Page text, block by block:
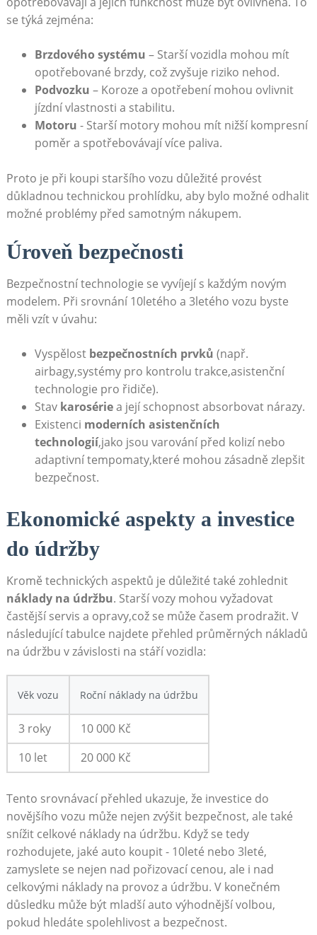
se týká zejména:
Brzdového systému – Starší vozidla mohou mít
opotřebované ‌brzdy, což ⁢zvyšuje ⁣riziko nehod.
Podvozku – Koroze a opotřebení⁣ mohou ovlivnit
jízdní vlastnosti a stabilitu.
Motoru ‍- Starší motory mohou mít nižší kompresní
poměr a spotřebovávají více paliva.
Proto je při koupi staršího vozu ⁣důležité provést
důkladnou technickou⁤ prohlídku, aby bylo možné odhalit
možné ⁣problémy ⁣před ‌samotným nákupem.
Úroveň bezpečnosti
Bezpečnostní technologie se vyvíjejí s‌ každým novým
modelem. ⁤Při srovnání 10letého a 3letého ⁤vozu byste
‌měli vzít v‌ úvahu:
Vyspělost bezpečnostních prvků (např.
airbagy,systémy pro kontrolu‍ trakce,asistenční
technologie pro ​řidiče).
Stav⁤ karosériea její schopnost ‌absorbovat nárazy.
Existenci moderních⁣ asistenčních
technologií,jako jsou varování před kolizí⁢ nebo
adaptivní tempomaty,které mohou zásadně ⁣zlepšit
bezpečnost.
Ekonomické aspekty ⁤a investice ​
do údržby
Kromě technických aspektů je důležité také zohlednit
náklady na údržbu. Starší vozy mohou vyžadovat⁣
častější servis a opravy,což se může časem prodražit. V⁣
následující tabulce najdete přehled průměrných nákladů
na údržbu v závislosti ‍na stáří ‍vozidla:
Věk vozu Roční ⁢náklady na údržbu
3 roky
10 000 Kč
10 let
20 000‌ Kč
Tento srovnávací přehled​ ukazuje, že‍ investice do
novějšího vozu⁢ může nejen​ zvýšit bezpečnost, ale také‌
snížit celkové náklady na údržbu.⁣ Když se ‌tedy
rozhodujete, ​jaké auto koupit -⁣ 10leté‌ nebo 3leté,
zamyslete ​se nejen nad⁢ pořizovací ⁤cenou,‌ ale i nad
celkovými⁣ náklady na provoz a údržbu. V konečném
důsledku může ​být mladší auto výhodnější volbou,
pokud hledáte spolehlivost ⁤a bezpečnost.